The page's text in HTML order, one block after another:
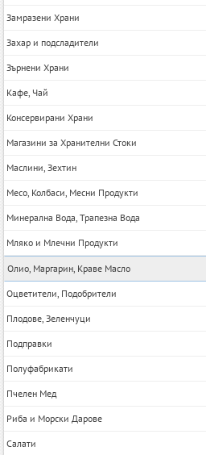
Замразени Храни
Захар и подсладители
Зърнени Храни
Кафе, Чай
Консервирани Храни
Магазини за Хранителни Стоки
Маслини, Зехтин
Месо, Колбаси, Месни Продукти
Минерална Вода, Трапезна Вода
Мляко и Млечни Продукти
Олио, Маргарин, Краве Масло
Оцветители, Подобрители
Плодове, Зеленчуци
Подправки
Полуфабрикати
Пчелен Мед
Риба и Морски Дарове
Салати